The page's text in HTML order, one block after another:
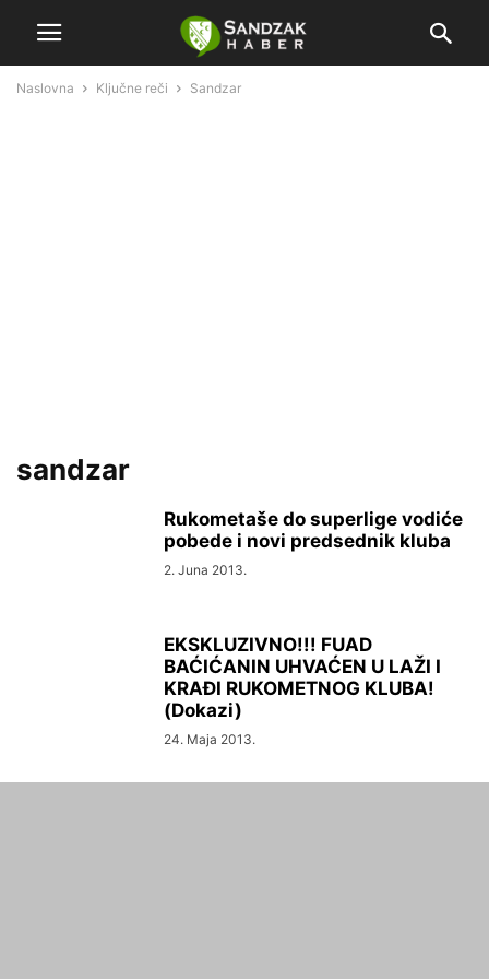
Naslovna Ključne reči Sandzar
sandzar
Rukometaše do superlige vodiće
pobede i novi predsednik kluba
2. Juna 2013.
EKSKLUZIVNO!!! FUAD
BAĆIĆANIN UHVAĆEN U LAŽI I
KRAĐI RUKOMETNOG KLUBA!
(Dokazi)
24. Maja 2013.